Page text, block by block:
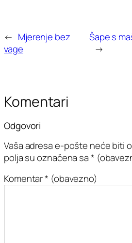
← Mjerenje bez
vage
Šape s
→
Komentari
Odgovori
Vaša adresa e-pošte neće biti
polja su označena sa*
Komentar* (obavezno)